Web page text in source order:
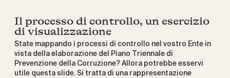
Il processo di controllo, un esercizio
di visualizzazione
State mappando i processi di controllo nel vostro Ente in
vista della elaborazione del Piano Triennale di
Prevenzione della Corruzione? Allora potrebbe esservi
utile questa slide. Si tratta di una rappresentazione